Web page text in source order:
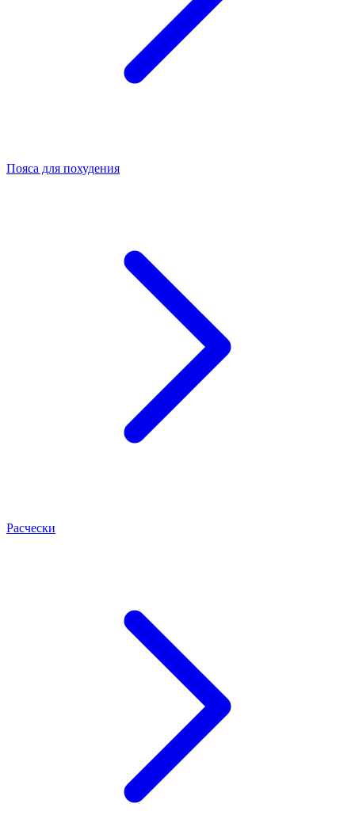
Пояса для похудения
Расчески